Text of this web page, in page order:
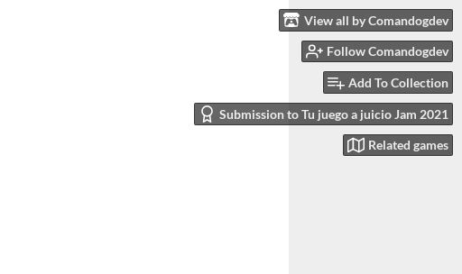
View all by Comandogdev
Follow Comandogdev
Add To Collection
Submission to Tu juego a juicio Jam 2021
Related games